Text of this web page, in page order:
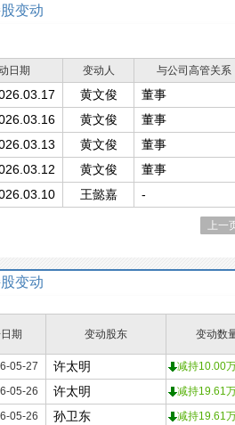
变动
日期 变动人 与公司高管关系
黄文俊 董事
黄文俊 董事
黄文俊 董事
黄文俊 董事
王懿嘉 -
上一
变动
期 变动股东 变动数
05-27 许太明 减持10.00
05-26 许太明 减持19.61
05-26 孙卫东 减持19.61